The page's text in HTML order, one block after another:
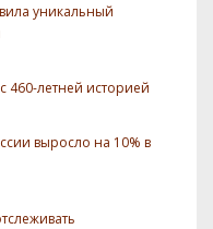
уникальный
460-летней историей
выросло на 10% в